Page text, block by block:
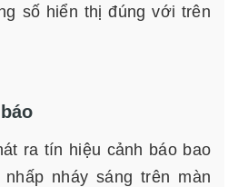
số hiển thị đúng với trên
ra tín hiệu cảnh báo bao
nháy sáng trên màn